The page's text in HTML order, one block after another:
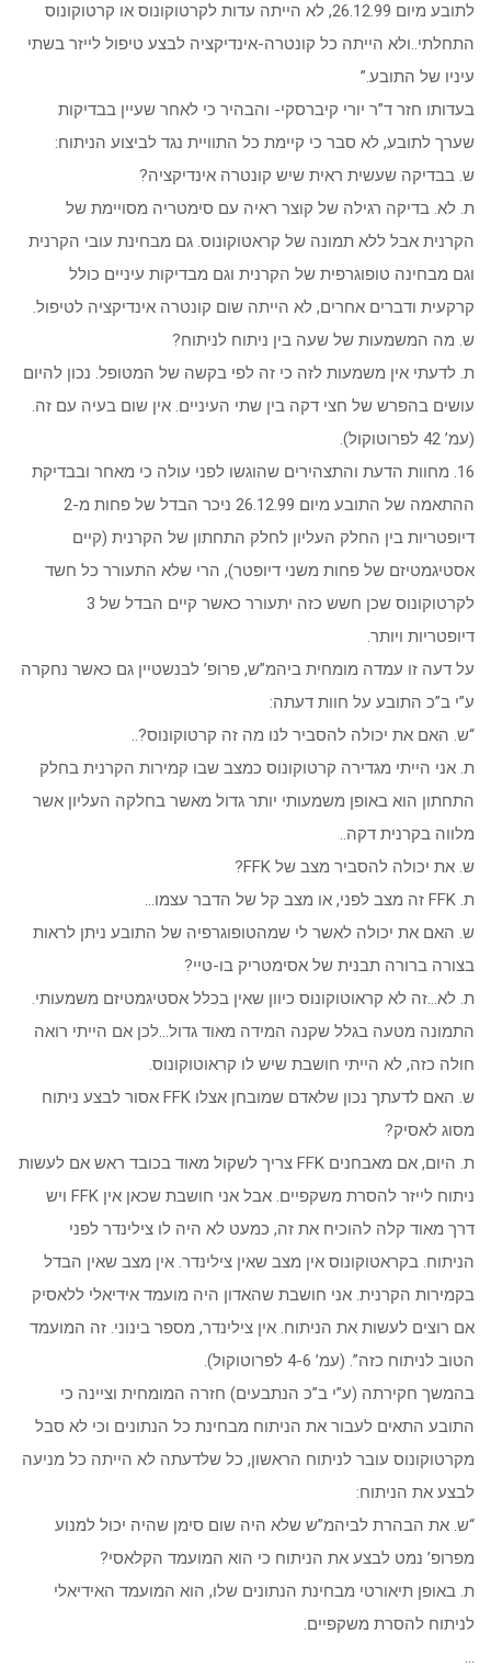
לתובע מיום 26.12.99, לא הייתה עדות לקרטוקונוס או קרטוקונוס
התחלתי..ולא הייתה כל קונטרה-אינדיקציה לבצע טיפול לייזר בשתי
עיניו של התובע.”
בעדותו חזר ד”ר יורי קיברסקי- והבהיר כי לאחר שעיין בבדיקות
שערך לתובע, לא סבר כי קיימת כל התוויית נגד לביצוע הניתוח:
ש. בבדיקה שעשית ראית שיש קונטרה אינדיקציה?
ת. לא. בדיקה רגילה של קוצר ראיה עם סימטריה מסויימת של
הקרנית אבל ללא תמונה של קראטוקונוס. גם מבחינת עובי הקרנית
וגם מבחינה טופוגרפית של הקרנית וגם מבדיקות עיניים כולל
קרקעית ודברים אחרים, לא הייתה שום קונטרה אינדיקציה לטיפול.
ש. מה המשמעות של שעה בין ניתוח לניתוח?
ת. לדעתי אין משמעות לזה כי זה לפי בקשה של המטופל. נכון להיום
עושים בהפרש של חצי דקה בין שתי העיניים. אין שום בעיה עם זה.
(עמ’ 42 לפרוטוקול).
16. מחוות הדעת והתצהירים שהוגשו לפני עולה כי מאחר ובבדיקת
ההתאמה של התובע מיום 26.12.99 ניכר הבדל של פחות מ-2
דיופטריות בין החלק העליון לחלק התחתון של הקרנית (קיים
אסטיגמטיזם של פחות משני דיופטר), הרי שלא התעורר כל חשד
לקרטוקונוס שכן חשש כזה יתעורר כאשר קיים הבדל של 3
דיופטריות ויותר.
על דעה זו עמדה מומחית ביהמ”ש, פרופ’ לבנשטיין גם כאשר נחקרה
ע”י ב”כ התובע על חוות דעתה:
“ש. האם את יכולה להסביר לנו מה זה קרטוקונוס?..
ת. אני הייתי מגדירה קרטוקונוס כמצב שבו קמירות הקרנית בחלק
התחתון הוא באופן משמעותי יותר גדול מאשר בחלקה העליון אשר
מלווה בקרנית דקה..
ש. את יכולה להסביר מצב של FFK?
ת. FFK זה מצב לפני, או מצב קל של הדבר עצמו…
ש. האם את יכולה לאשר לי שמהטופוגרפיה של התובע ניתן לראות
בצורה ברורה תבנית של אסימטריק בו-טיי?
ת. לא…זה לא קראוטוקונוס כיוון שאין בכלל אסטיגמטיזם משמעותי.
התמונה מטעה בגלל שקנה המידה מאוד גדול…לכן אם הייתי רואה
חולה כזה, לא הייתי חושבת שיש לו קראוטוקונוס.
ש. האם לדעתך נכון שלאדם שמובחן אצלו FFK אסור לבצע ניתוח
מסוג לאסיק?
ת. היום, אם מאבחנים FFK צריך לשקול מאוד בכובד ראש אם לעשות
ניתוח לייזר להסרת משקפיים. אבל אני חושבת שכאן אין FFK ויש
דרך מאוד קלה להוכיח את זה, כמעט לא היה לו צילינדר לפני
הניתוח. בקראטוקונוס אין מצב שאין צילינדר. אין מצב שאין הבדל
בקמירות הקרנית. אני חושבת שהאדון היה מועמד אידיאלי ללאסיק
אם רוצים לעשות את הניתוח. אין צילינדר, מספר בינוני. זה המועמד
הטוב לניתוח כזה”. (עמ’ 4-6 לפרוטוקול).
בהמשך חקירתה (ע”י ב”כ הנתבעים) חזרה המומחית וציינה כי
התובע התאים לעבור את הניתוח מבחינת כל הנתונים וכי לא סבל
מקרטוקונוס עובר לניתוח הראשון, כל שלדעתה לא הייתה כל מניעה
לבצע את הניתוח:
“ש. את הבהרת לביהמ”ש שלא היה שום סימן שהיה יכול למנוע
מפרופ’ נמט לבצע את הניתוח כי הוא המועמד הקלאסי?
ת. באופן תיאורטי מבחינת הנתונים שלו, הוא המועמד האידיאלי
לניתוח להסרת משקפיים.
…